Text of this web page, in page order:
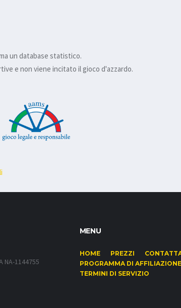
un database statistico.
e non viene incitato il gioco d'azzardo.
NA-1144755
MENU
HOME PREZZI
PROGRAMMA DI AFFILIAZIONE
TERMINI DI SERVIZIO